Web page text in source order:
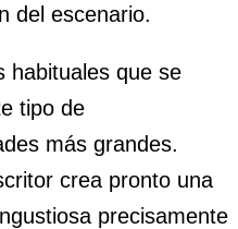
del escenario.
habituales que se
tipo de
más grandes.
crea pronto una
precisamente